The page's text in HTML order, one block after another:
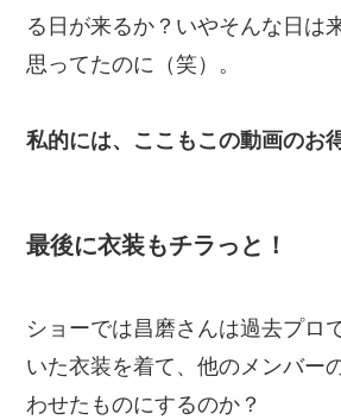
る日が来るか？いやそんな日は
思ってたのに（笑）。
私的には、ここもこの動画のお
最後に衣装もチラっと！
ショーでは昌磨さんは過去プロ
いた衣装を着て、他のメンバー
わせたものにするのか？